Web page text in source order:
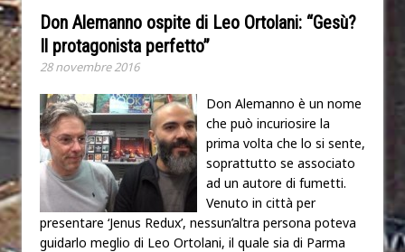
Don Alemanno ospite di Leo Ortolani: “Gesù?
Il protagonista perfetto”
28 novembre 2016
Don Alemanno è un nome
che può incuriosire la
prima volta che lo si sente,
soprattutto se associato
ad un autore di fumetti.
Venuto in città per
presentare ‘Jenus Redux’, nessun’altra persona poteva
guidarlo meglio di Leo Ortolani, il quale sia di Parma